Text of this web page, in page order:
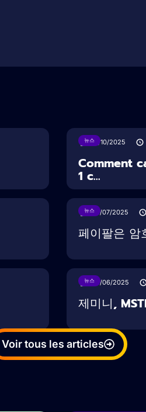
뉴스16/10/2025
Comment
1 c...
뉴스30/07/2025
페이팔은 암
뉴스28/06/2025
제미니,
Voir tous les articles